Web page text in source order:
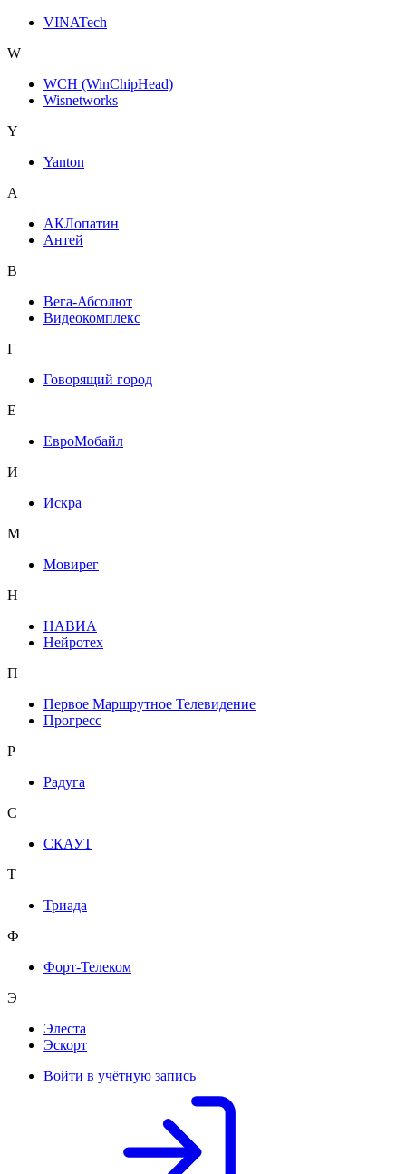
VINATech
W
WCH (WinChipHead)
Wisnetworks
Y
Yanton
А
АКЛопатин
Антей
В
Вега-Абсолют
Видеокомплекс
Г
Говорящий город
Е
ЕвроМобайл
И
Искра
М
Мовирег
Н
НАВИА
Нейротех
П
Первое Маршрутное Телевидение
Прогресс
Р
Радуга
С
СКАУТ
Т
Триада
Ф
Форт-Телеком
Э
Элеста
Эскорт
Войти в учётную запись